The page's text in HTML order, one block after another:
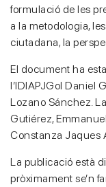
formulació de les
a la metodologia,
ciutadana, la
El document ha
l’IDIAPJGol Daniel
Lozano Sánchez.
Gutiérez,
Constanza Jaques
La publicació està
pròximament se’n